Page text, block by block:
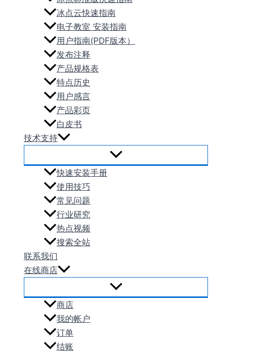
冰点云快速指南
电子教室 安装指南
用户指南(PDF版本）
发布注释
产品规格表
特点历史
用户感言
产品彩页
白皮书
技术支持
快速安装手册
使用技巧
常见问题
行业研究
热点视频
搜索全站
联系我们
在线商店
商店
我的帐户
订单
结账